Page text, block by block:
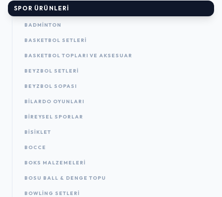
SPOR ÜRÜNLERI
BADMINTON
BASKETBOL SETLERI
BASKETBOL TOPLARI VE AKSESUAR
BEYZBOL SETLERI
BEYZBOL SOPASI
BILARDO OYUNLARI
BIREYSEL SPORLAR
BISIKLET
BOCCE
BOKS MALZEMELERI
BOSU BALL & DENGE TOPU
BOWLING SETLERI